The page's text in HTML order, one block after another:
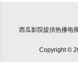
西瓜影院提供热播电
Copyright ©